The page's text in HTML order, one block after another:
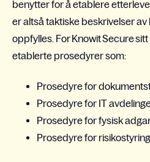
benytter for å etablere
er altså taktiske beskrivelser
oppfylles. For Knowit Secure
etablerte prosedyrer som:
Prosedyre for
Prosedyre for IT
Prosedyre for fysisk
Prosedyre for risikostyring